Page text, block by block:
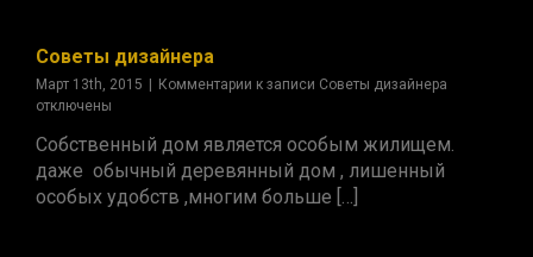
Советы дизайнера
Март 13th, 2015 Комментарии к записи Советы дизайнера
отключены
Собственный дом является особым жилищем.
даже обычный деревянный дом , лишенный
особых удобств ,многим больше […]